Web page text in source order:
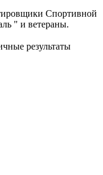
Спортивной
" и ветераны.
результаты